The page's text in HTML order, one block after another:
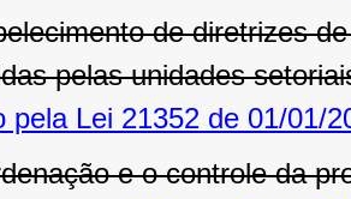
de diretrizes
pelas unidades
pela Lei 21352 de 01/01/
e o controle da